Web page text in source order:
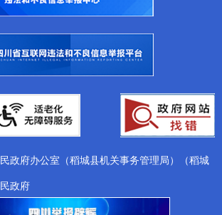
政府办公室（稻城县机关事务管理局）（稻城
政府